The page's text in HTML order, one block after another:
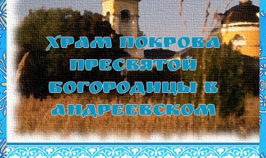
Храм Покрова
Пресвятой
Богородицы в
Андреевском